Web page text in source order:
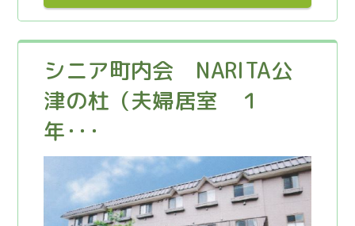
シニア町内会 NARITA公
津の杜（夫婦居室 １
年･･･